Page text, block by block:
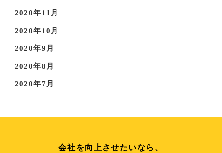
2020年11月
2020年10月
2020年9月
2020年8月
2020年7月
会社を向上させたいなら、